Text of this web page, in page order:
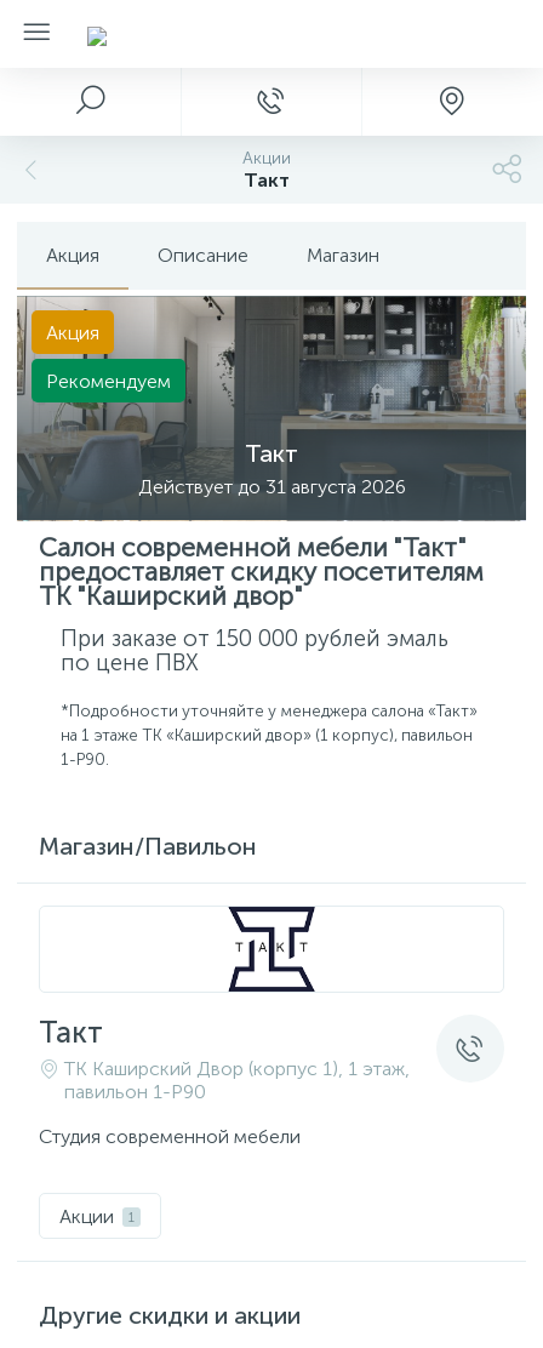
Акции
Такт
Акция Описание Магазин
Такт
Действует до 31 августа 2026
Акция
Рекомендуем
Салон современной мебели "Такт"
предоставляет скидку посетителям
ТК "Каширский двор"
При заказе от 150 000 рублей эмаль
по цене ПВХ
*Подробности уточняйте у менеджера салона «Такт»
на 1 этаже ТК «Каширский двор» (1 корпус), павильон
1-P90.
Магазин/Павильон
Такт
ТК Каширский Двор (корпус 1), 1 этаж,
павильон 1-P90
Студия современной мебели
Акции 1
Другие скидки и акции